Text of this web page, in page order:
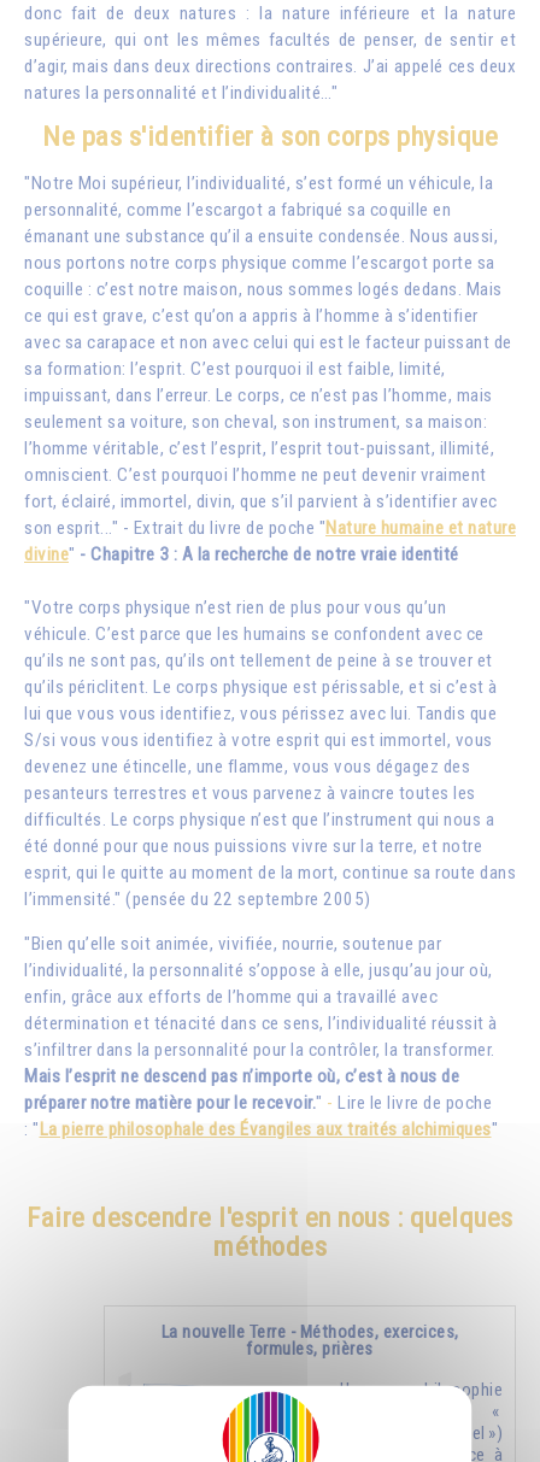
donc fait de deux natures : la nature inférieure et la nature
supérieure, qui ont les mêmes facultés de penser, de sentir et
d’agir, mais dans deux directions contraires. J’ai appelé ces deux
natures la personnalité et l’individualité…"
Ne pas s'identifier à son corps physique
"Notre Moi supérieur, l’individualité, s’est formé un véhicule, la
personnalité, comme l’escargot a fabriqué sa coquille en
émanant une substance qu’il a ensuite condensée. Nous aussi,
nous portons notre corps physique comme l’escargot porte sa
coquille : c’est notre maison, nous sommes logés dedans. Mais
ce qui est grave, c’est qu’on a appris à l’homme à s’identifier
avec sa carapace et non avec celui qui est le facteur puissant de
sa formation: l’esprit. C’est pourquoi il est faible, limité,
impuissant, dans l’erreur. Le corps, ce n’est pas l’homme, mais
seulement sa voiture, son cheval, son instrument, sa maison:
l’homme véritable, c’est l’esprit, l’esprit tout-puissant, illimité,
omniscient. C’est pourquoi l’homme ne peut devenir vraiment
fort, éclairé, immortel, divin, que s’il parvient à s’identifier avec
son esprit..." - Extrait du livre de poche "Nature humaine et nature
divine" - Chapitre 3 : A la recherche de notre vraie identité
"Votre corps physique n’est rien de plus pour vous qu’un
véhicule. C’est parce que les humains se confondent avec ce
qu’ils ne sont pas, qu’ils ont tellement de peine à se trouver et
qu’ils périclitent. Le corps physique est périssable, et si c’est à
lui que vous vous identifiez, vous périssez avec lui. Tandis que
S/si vous vous identifiez à votre esprit qui est immortel, vous
devenez une étincelle, une flamme, vous vous dégagez des
pesanteurs terrestres et vous parvenez à vaincre toutes les
difficultés. Le corps physique n’est que l’instrument qui nous a
été donné pour que nous puissions vivre sur la terre, et notre
esprit, qui le quitte au moment de la mort, continue sa route dans
l’immensité." (pensée du 22 septembre 2005)
"Bien qu’elle soit animée, vivifiée, nourrie, soutenue par
l’individualité, la personnalité s’oppose à elle, jusqu’au jour où,
enfin, grâce aux efforts de l’homme qui a travaillé avec
détermination et ténacité dans ce sens, l’individualité réussit à
s’infiltrer dans la personnalité pour la contrôler, la transformer.
Mais l’esprit ne descend pas n’importe où, c’est à nous de
préparer notre matière pour le recevoir." - Lire le livre de poche
: "La pierre philosophale des Évangiles aux traités alchimiques"
Faire descendre l'esprit en nous : quelques
méthodes
La nouvelle Terre - Méthodes, exercices,
formules, prières
Une philosophie
nouvelle (un «
nouveau ciel »)
donnera naissance à